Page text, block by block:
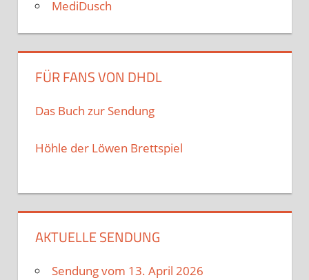
MediDusch
FÜR FANS VON DHDL
Das Buch zur Sendung
Höhle der Löwen Brettspiel
AKTUELLE SENDUNG
Sendung vom 13. April 2026